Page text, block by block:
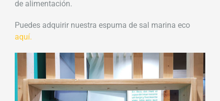
de alimentación.
Puedes adquirir nuestra espuma de sal marina eco
aquí.